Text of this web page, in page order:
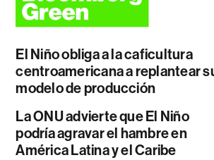
El Niño obliga a la caficultura
centroamericana a replantear
modelo de producción
La ONU advierte que El Niño
podría agravar el hambre en
América Latina y el Caribe